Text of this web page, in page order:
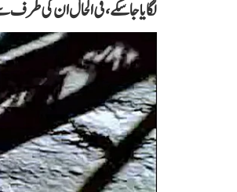
لگایا جا سکے، فی الحال ان کی طرف